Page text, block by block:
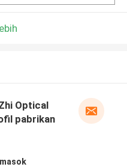
Optical
pabrikan